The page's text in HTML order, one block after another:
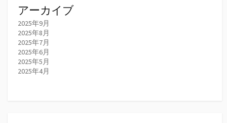
アーカイブ
2025年9月
2025年8月
2025年7月
2025年6月
2025年5月
2025年4月